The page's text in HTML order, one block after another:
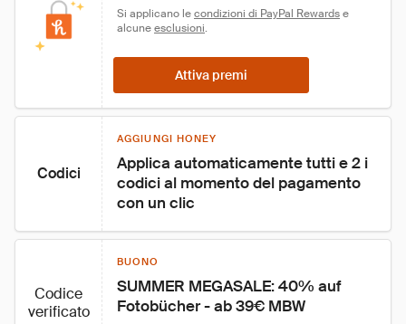
Si applicano le condizioni di PayPal Rewards e
alcune esclusioni.
Attiva premi
Codici
AGGIUNGI HONEY
Applica automaticamente tutti e 2 i
codici al momento del pagamento
con un clic
Codice
verificato
BUONO
SUMMER MEGASALE: 40% auf
Fotobücher - ab 39€ MBW